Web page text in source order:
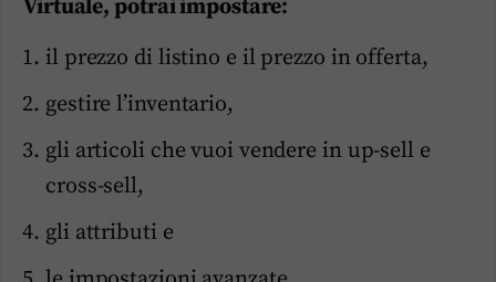
Virtuale, potrai impostare:
il prezzo di listino e il prezzo in offerta,
gestire l’inventario,
gli articoli che vuoi vendere in up-sell e
cross-sell,
gli attributi e